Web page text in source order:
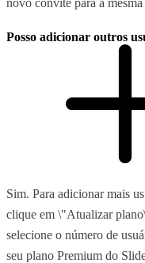
novo convite para a
Posso adicionar outros
Sim. Para adicionar mais
clique em \"Atualizar
selecione o número de
seu plano Premium do